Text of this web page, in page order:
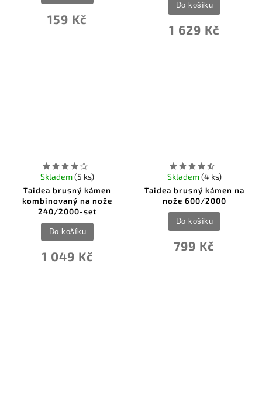
159 Kč
1 629 Kč
Do košíku
Taidea brusný kámen
kombinovaný na nože
240/2000-set
Skladem(5 ks)
1 049 Kč
Do košíku
Taidea brusný kámen na
nože 600/2000
Skladem(4 ks)
799 Kč
Do košíku